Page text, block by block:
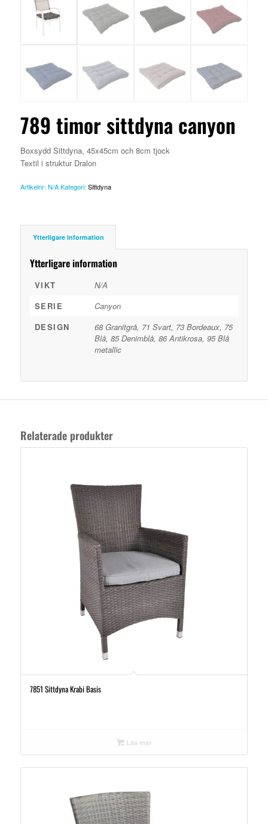
789 timor sittdyna canyon
Boxsydd Sittdyna, 45x45cm och 8cm tjock
Textil i struktur Dralon
Artikelnr: N/A Kategori: Sittdyna
Ytterligare information
Ytterligare information
VIKT
N/A
SERIE
Canyon
DESIGN
68 Granitgrå, 71 Svart, 73 Bordeaux, 75
Blå, 85 Denimblå, 86 Antikrosa, 95 Blå
metallic
Relaterade produkter
7851 Sittdyna Krabi Basis
Läs mer